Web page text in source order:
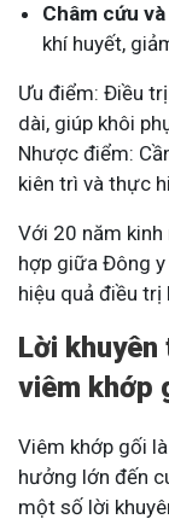
Châm cứu
khí huyết,
Ưu điểm: Điều
dài, giúp khôi
Nhược điểm:
kiên trì và thực
Với 20 năm kinh
hợp giữa Đông y
hiệu quả điều trị
Lời khuyên
viêm khớp
Viêm khớp gối
hưởng lớn đến
một số lời